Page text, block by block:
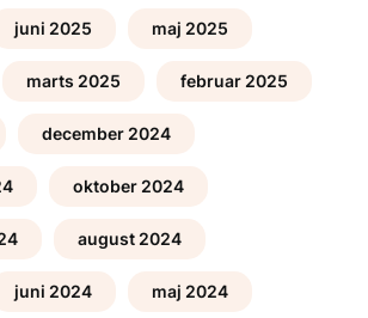
juni 2025 maj 2025
marts 2025 februar 2025
december 2024
oktober 2024
august 2024
juni 2024 maj 2024